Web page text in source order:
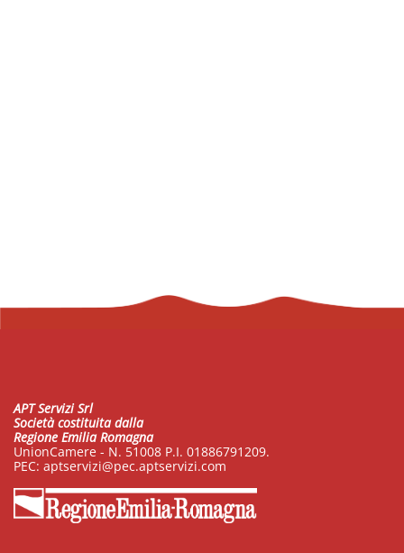
APT Servizi Srl
Società costituita dalla
Regione Emilia Romagna
UnionCamere - N. 51008 P.I. 01886791209.
PEC: aptservizi@pec.aptservizi.com